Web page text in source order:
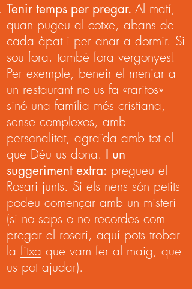
Tenir temps per pregar. Al matí,
quan pugeu al cotxe, abans de
cada àpat i per anar a dormir. Si
sou fora, també fora vergonyes!
Per exemple, beneir el menjar a
un restaurant no us fa «raritos»
sinó una família més cristiana,
sense complexos, amb
personalitat, agraïda amb tot el
que Déu us dona. I un
suggeriment extra: pregueu el
Rosari junts. Si els nens són petits
podeu començar amb un misteri
(si no saps o no recordes com
pregar el rosari, aquí pots trobar
la fitxa que vam fer al maig, que
us pot ajudar).